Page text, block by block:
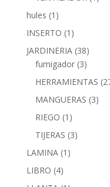
hules (1)
INSERTO (1)
JARDINERIA (38)
fumigador (3)
HERRAMIENTAS
MANGUERAS (3)
RIEGO (1)
TIJERAS (3)
LAMINA (1)
LIBRO (4)